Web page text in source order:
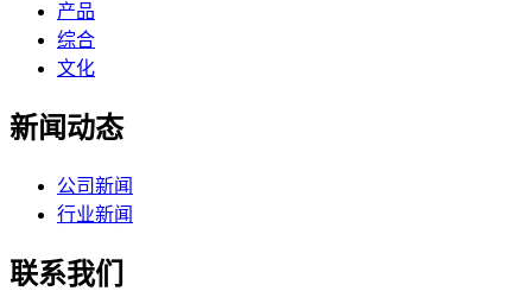
产品
综合
文化
新闻动态
公司新闻
行业新闻
联系我们